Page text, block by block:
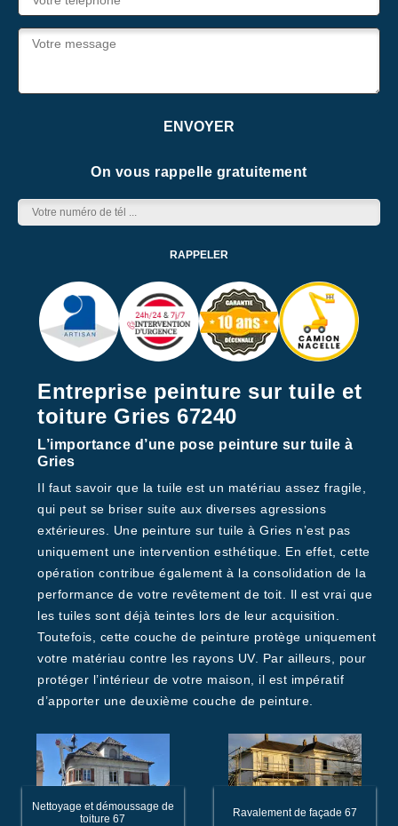
On vous rappelle gratuitement
Entreprise peinture sur tuile et
toiture Gries 67240
L’importance d’une pose peinture sur tuile à
Gries
Il faut savoir que la tuile est un matériau assez fragile,
qui peut se briser suite aux diverses agressions
extérieures. Une peinture sur tuile à Gries n’est pas
uniquement une intervention esthétique. En effet, cette
opération contribue également à la consolidation de la
performance de votre revêtement de toit. Il est vrai que
les tuiles sont déjà teintes lors de leur acquisition.
Toutefois, cette couche de peinture protège uniquement
votre matériau contre les rayons UV. Par ailleurs, pour
protéger l’intérieur de votre maison, il est impératif
d’apporter une deuxième couche de peinture.
Nettoyage et démoussage de
toiture 67
Ravalement de façade 67